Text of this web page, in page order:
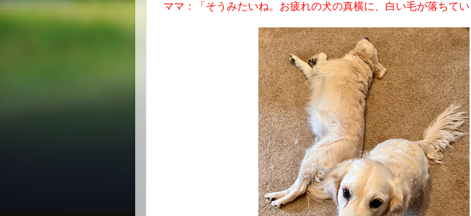
ママ：「そうみたいね。お疲れの犬の真横に、白い毛が落ちてい